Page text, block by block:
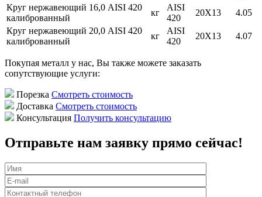
Круг нержавеющий 16,0 AISI 420
калиброванный
кг
AISI
420
20X13
4.05
Круг нержавеющий 20,0 AISI 420
калиброванный
кг
AISI
420
20X13 4.07
Покупая металл у нас, Вы также можете заказать
сопутствующие услуги:
Порезка Смотреть стоимость
Доставка Смотреть стоимость
Консультация Получить консультацию
Отправьте нам заявку прямо сейчас!